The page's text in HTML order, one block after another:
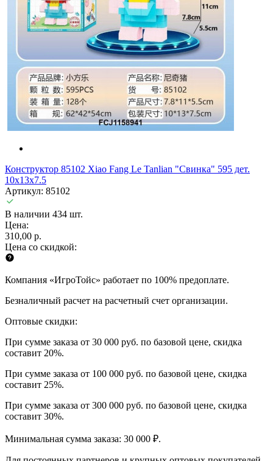
Конструктор 85102 Xiao Fang Le Tanlian "Свинка" 595 дет.
10x13x7.5
Артикул: 85102
В наличии 434 шт.
Цена:
310,00 р.
Цена со скидкой:
Компания «ИгроТойс» работает по 100% предоплате.
Безналичный расчет на расчетный счет организации.
Оптовые скидки:
При сумме заказа от 30 000 руб. по базовой цене, скидка
составит 20%.
При сумме заказа от 100 000 руб. по базовой цене, скидка
составит 25%.
При сумме заказа от 300 000 руб. по базовой цене, скидка
составит 30%.
Минимальная сумма заказа: 30 000 ₽.